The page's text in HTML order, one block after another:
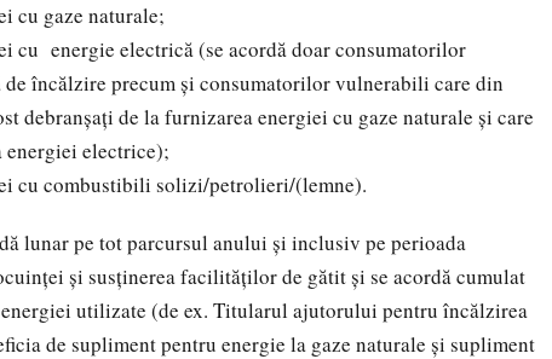
gaze naturale;
energie electrică (se acordă doar consumatorilor
încălzire precum și consumatorilor vulnerabili care din
debranșați de la furnizarea energiei cu gaze naturale și care
energiei electrice);
combustibili solizi/petrolieri/(lemne).
lunar pe tot parcursul anului și inclusiv pe perioada
și susținerea facilităților de gătit și se acordă cumulat
utilizate (de ex. Titularul ajutorului pentru încălzirea
de supliment pentru energie la gaze naturale și supliment